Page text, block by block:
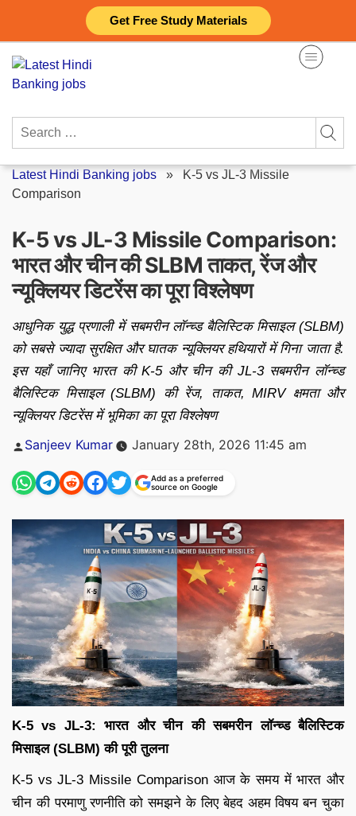
Get Free Study Materials
content
Search
Latest Hindi Banking jobs » K-5 vs JL-3 Missile
Comparison
K-5 vs JL-3 Missile Comparison:
भारत और चीन की SLBM ताकत, रेंज और
न्यूक्लियर डिटरेंस का पूरा विश्लेषण
आधुनिक युद्ध प्रणाली में सबमरीन लॉन्च्ड बैलिस्टिक मिसाइल (SLBM)
को सबसे ज्यादा सुरक्षित और घातक न्यूक्लियर हथियारों में गिना जाता है.
इस यहाँ जानिए भारत की K-5 और चीन की JL-3 सबमरीन लॉन्च्ड
बैलिस्टिक मिसाइल (SLBM) की रेंज, ताकत, MIRV क्षमता और
न्यूक्लियर डिटरेंस में भूमिका का पूरा विश्लेषण
Posted
Sanjeev Kumar January 28th, 2026 11:45 am
Add as a preferred
source on Google
K-5 vs JL-3: भारत और चीन की सबमरीन लॉन्च्ड बैलिस्टिक
मिसाइल (SLBM) की पूरी तुलना
K-5 vs JL-3 Missile Comparison आज के समय में भारत और
चीन की परमाणु रणनीति को समझने के लिए बेहद अहम विषय बन चुका